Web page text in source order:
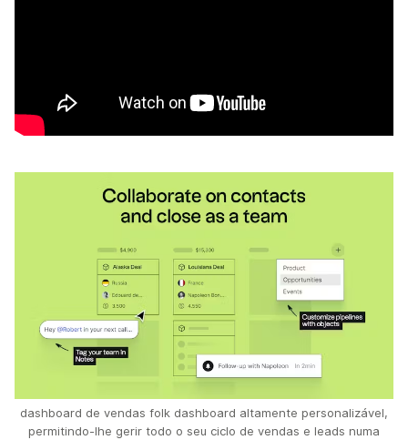
dashboard de vendas folk dashboard altamente personalizável,
permitindo-lhe gerir todo o seu ciclo de vendas e leads numa